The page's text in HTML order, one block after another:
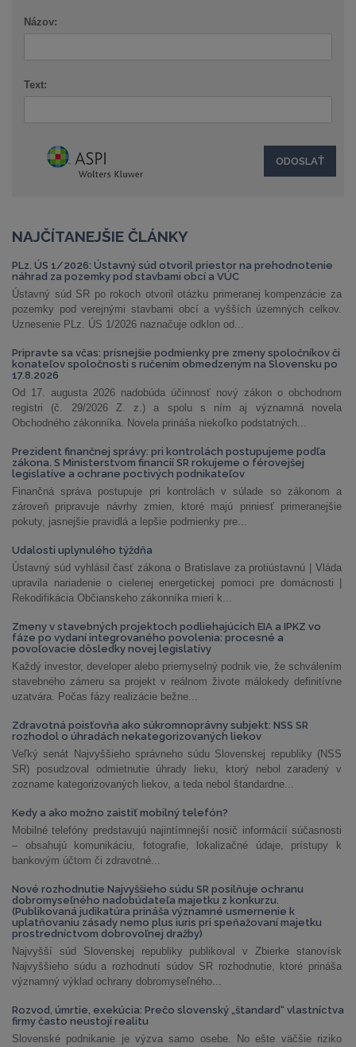
Názov:
Text:
NAJČÍTANEJŠIE ČLÁNKY
PLz. ÚS 1/2026: Ústavný súd otvoril priestor na prehodnotenie
náhrad za pozemky pod stavbami obcí a VÚC
Ústavný súd SR po rokoch otvoril otázku primeranej kompenzácie za
pozemky pod verejnými stavbami obcí a vyšších územných celkov.
Uznesenie PLz. ÚS 1/2026 naznačuje odklon od...
Pripravte sa včas: prísnejšie podmienky pre zmeny spoločníkov či
konateľov spoločnosti s ručením obmedzeným na Slovensku po
17.8.2026
Od 17. augusta 2026 nadobúda účinnosť nový zákon o obchodnom
registri (č. 29/2026 Z. z.) a spolu s ním aj významná novela
Obchodného zákonníka. Novela prináša niekoľko podstatných...
Prezident finančnej správy: pri kontrolách postupujeme podľa
zákona. S Ministerstvom financií SR rokujeme o férovejšej
legislatíve a ochrane poctivých podnikateľov
Finančná správa postupuje pri kontrolách v súlade so zákonom a
zároveň pripravuje návrhy zmien, ktoré majú priniesť primeranejšie
pokuty, jasnejšie pravidlá a lepšie podmienky pre...
Udalosti uplynulého týždňa
Ústavný súd vyhlásil časť zákona o Bratislave za protiústavnú | Vláda
upravila nariadenie o cielenej energetickej pomoci pre domácnosti |
Rekodifikácia Občianskeho zákonníka mieri k...
Zmeny v stavebných projektoch podliehajúcich EIA a IPKZ vo
fáze po vydaní integrovaného povolenia: procesné a
povoľovacie dôsledky novej legislatívy
Každý investor, developer alebo priemyselný podnik vie, že schválením
stavebného zámeru sa projekt v reálnom živote málokedy definitívne
uzatvára. Počas fázy realizácie bežne...
Zdravotná poisťovňa ako súkromnoprávny subjekt: NSS SR
rozhodol o úhradách nekategorizovaných liekov
Veľký senát Najvyššieho správneho súdu Slovenskej republiky (NSS
SR) posudzoval odmietnutie úhrady lieku, ktorý nebol zaradený v
zozname kategorizovaných liekov, a teda nebol štandardne...
Kedy a ako možno zaistiť mobilný telefón?
Mobilné telefóny predstavujú najintímnejší nosič informácií súčasnosti
– obsahujú komunikáciu, fotografie, lokalizačné údaje, prístupy k
bankovým účtom či zdravotné...
Nové rozhodnutie Najvyššieho súdu SR posilňuje ochranu
dobromyseľného nadobúdateľa majetku z konkurzu.
(Publikovaná judikatúra prináša významné usmernenie k
uplatňovaniu zásady nemo plus iuris pri speňažovaní majetku
prostredníctvom dobrovoľnej dražby)
Najvyšší súd Slovenskej republiky publikoval v Zbierke stanovísk
Najvyššieho súdu a rozhodnutí súdov SR rozhodnutie, ktoré prináša
významný výklad ochrany dobromyseľného...
Rozvod, úmrtie, exekúcia: Prečo slovenský „štandard“ vlastníctva
firmy často neustojí realitu
Slovenské podnikanie je výzva samo osebe. No ešte väčšie riziko